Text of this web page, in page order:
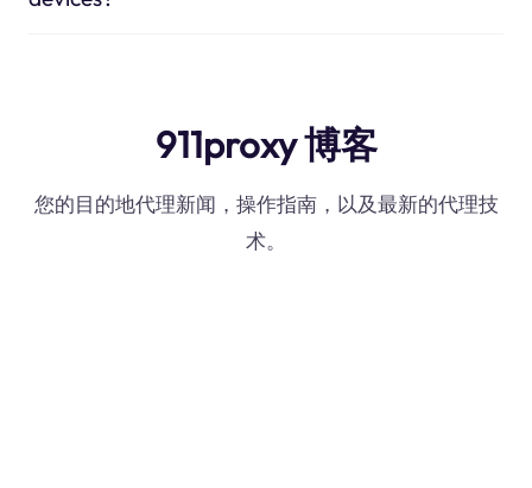
911proxy 博客
您的目的地代理新闻，操作指南，以及最新的代理技
术。